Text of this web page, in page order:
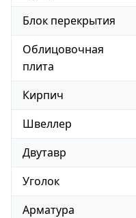
Блок перекрытия
Облицовочная
плита
Кирпич
Швеллер
Двутавр
Уголок
Арматура